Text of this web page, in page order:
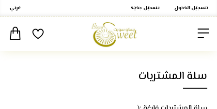
تسجيل الدخول تسجيل جديد عربي
سلة المشتريات